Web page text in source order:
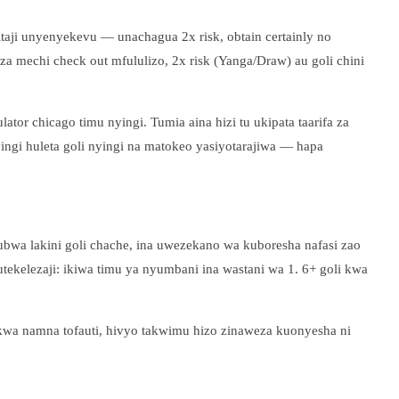
unyenyekevu — unachagua 2x risk, obtain certainly no
mechi check out mfululizo, 2x risk (Yanga/Draw) au goli chini
chicago timu nyingi. Tumia aina hizi tu ukipata taarifa za
huleta goli nyingi na matokeo yasiyotarajiwa — hapa
lakini goli chache, ina uwezekano wa kuboresha nafasi zao
ikiwa timu ya nyumbani ina wastani wa 1. 6+ goli kwa
namna tofauti, hivyo takwimu hizo zinaweza kuonyesha ni